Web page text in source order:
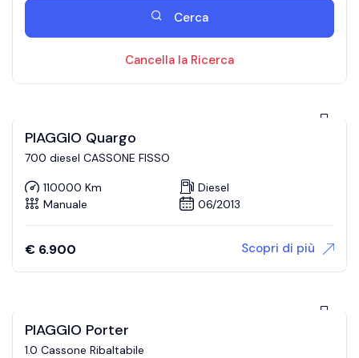
Cerca
Cancella la Ricerca
PIAGGIO Quargo
700 diesel CASSONE FISSO
110000 Km
Diesel
Manuale
06/2013
€ 6.900 Scopri di più
PIAGGIO Porter
1.0 Cassone Ribaltabile